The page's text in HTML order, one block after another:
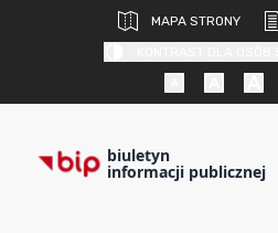
MAPA STRONY
biuletyn
informacji publicznej